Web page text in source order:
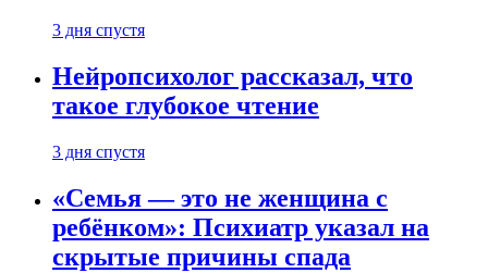
3 дня спустя
Нейропсихолог рассказал, что
такое глубокое чтение
3 дня спустя
«Семья — это не женщина с
ребёнком»: Психиатр указал на
скрытые причины спада